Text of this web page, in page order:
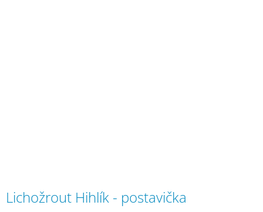
Lichožrout Hihlík - postavička